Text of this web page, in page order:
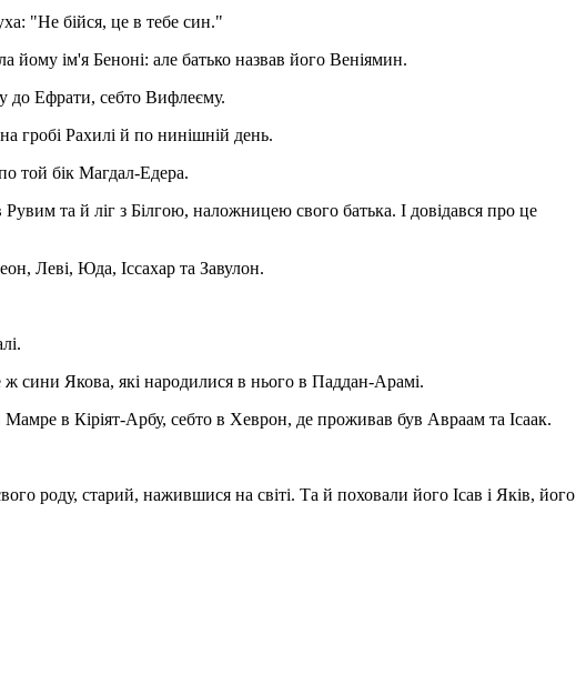
"Не бійся, це в тебе син."
йому ім'я Беноні: але батько назвав його Веніямин.
до Ефрати, себто Вифлеєму.
гробі Рахилі й по нинішній день.
той бік Магдал-Едера.
та й ліг з Білгою, наложницею свого батька. І довідався про це
Леві, Юда, Іссахар та Завулон.
сини Якова, які народилися в нього в Паддан-Арамі.
в Кіріят-Арбу, себто в Хеврон, де проживав був Авраам та Ісаак.
роду, старий, нажившися на світі. Та й поховали його Ісав і Яків, його